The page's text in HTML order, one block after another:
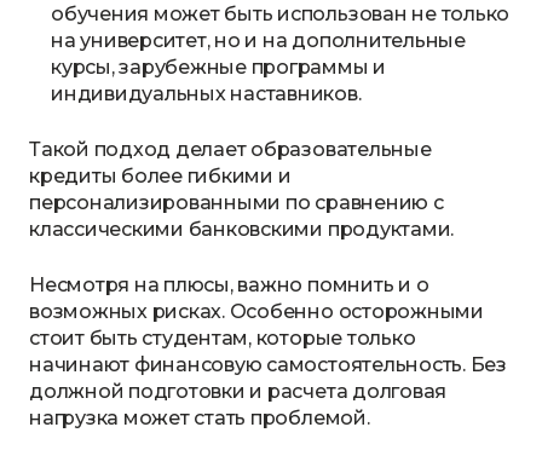
обучения может быть использован не только
на университет, но и на дополнительные
курсы, зарубежные программы и
индивидуальных наставников.
Такой подход делает образовательные
кредиты более гибкими и
персонализированными по сравнению с
классическими банковскими продуктами.
Несмотря на плюсы, важно помнить и о
возможных рисках. Особенно осторожными
стоит быть студентам, которые только
начинают финансовую самостоятельность. Без
должной подготовки и расчета долговая
нагрузка может стать проблемой.